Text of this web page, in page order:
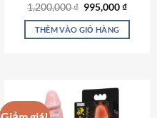
Được xếp
hạng4.82
5 sao
1,200,000₫ Giá
là:
1,200,000 ₫.
995,000₫Giá
tại
THÊM VÀO GIỎ HÀNG